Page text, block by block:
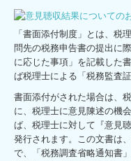
「書面添付制度」とは、税
問先の税務申告書の提出に
に応じた事項」を記載した
ば税理士による「税務監査
書面添付がされた場合は、
に、税理士に意見陳述の機
ば、税理士に対して『意見
発行されます。この文書は
で、「税務調査省略通知書